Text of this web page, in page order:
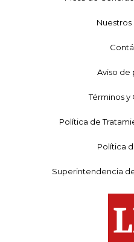
Aviso de
Términos y
Política de
Política
Superintendencia